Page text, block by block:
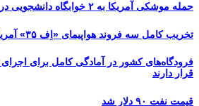
حمله موشکی آمریکا به ۲ خوابگاه دانشجویی در اهواز
تخریب کامل سه فروند هواپیمای «اِف ۳۵» آمریکا توسط سپاه
فرودگاه‌های کشور در آمادگی کامل برای اجرای
قرار دارند
قیمت نفت ۹۰ دلار شد